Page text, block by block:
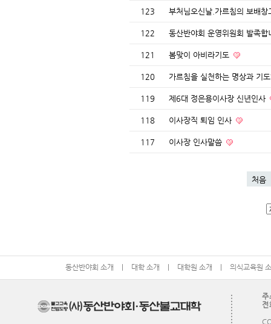
123 부처님오신날.가르침의 보배
122 동산반야회 운영위원회 발족
121 봄맞이 아비라기도
120 가르침을 실천하는 명상과 기
119 제6대 정은용이사장 신년인사
118 이사장직 퇴임 인사
117 이사장 인사말씀
처음
동산반야회 소개 | 대학 소개 | 대학원 소개 | 의식교육원